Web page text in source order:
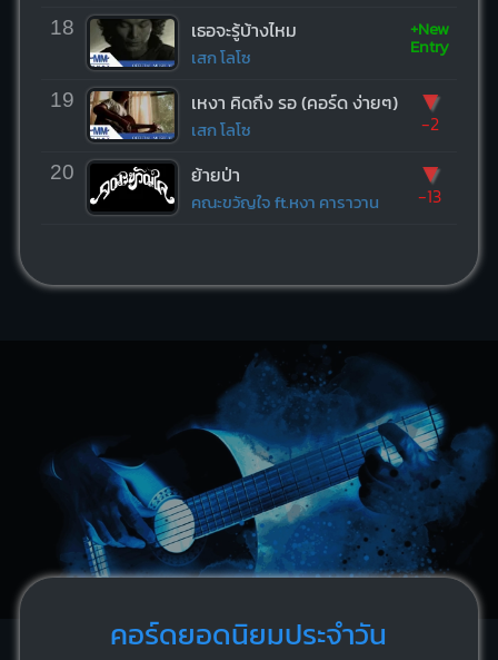
18 เธอจะรู้บ้างไหม
เสก โลโซ
+New
Entry
19 เหงา คิดถึง รอ (คอร์ด ง่ายๆ)
เสก โลโซ
▼
-2
20 ย้ายป่า
คณะขวัญใจ ft.หงา คาราวาน
▼
-13
คอร์ดยอดนิยมประจำวัน